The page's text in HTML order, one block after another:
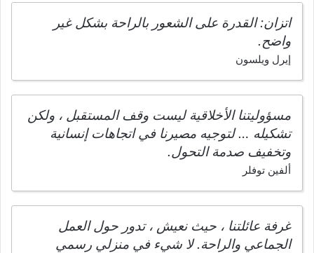
اتزان: القدرة على الشعور بالراحة بشكل غير
واضح.
إيرل ويلسون
مسؤوليتنا الأخلاقية ليست وقف المستقبل ، ولكن
تشكيله … لتوجيه مصيرنا في اتجاهات إنسانية
وتخفيف صدمة التحول.
ألفين توفلر
غرفة عائلتنا ، حيث نعيش ، تدور حول العمل
الجماعي والراحة. لا شيء في منزلي رسمي